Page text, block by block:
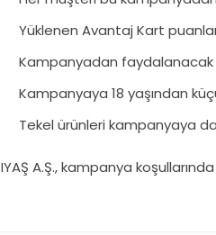
Yüklenen Avantaj Kart
Kampanyadan faydalanacak
Kampanyaya 18 yaşından
Tekel ürünleri kampanyaya
IYAŞ A.Ş., kampanya